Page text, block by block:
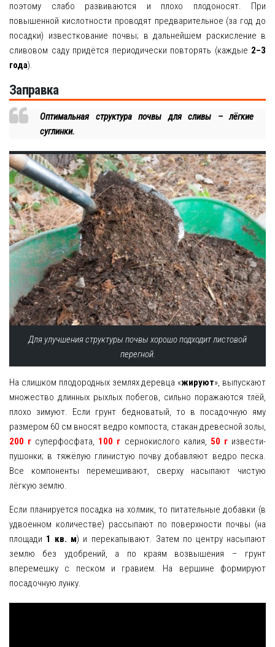
поэтому слабо развиваются и плохо плодоносят. При
повышенной кислотности проводят предварительное (за год до
посадки) известкование почвы; в дальнейшем раскисление в
сливовом саду придётся периодически повторять (каждые 2–3
года).
Заправка
Оптимальная структура почвы для сливы – лёгкие
суглинки.
Для улучшения структуры почвы хорошо подходит листовой
перегной.
На слишком плодородных землях деревца «жируют», выпускают
множество длинных рыхлых побегов, сильно поражаются тлёй,
плохо зимуют. Если грунт бедноватый, то в посадочную яму
размером 60 см вносят ведро компоста, стакан древесной золы,
200 г суперфосфата, 100 г сернокислого калия, 50 гизвести-
пушонки; в тяжёлую глинистую почву добавляют ведро песка.
Все компоненты перемешивают, сверху насыпают чистую
лёгкую землю.
Если планируется посадка на холмик, то питательные добавки (в
удвоенном количестве) рассыпают по поверхности почвы (на
площади 1 кв. м) и перекапывают. Затем по центру насыпают
землю без удобрений, а по краям возвышения – грунт
вперемешку с песком и гравием. На вершине формируют
посадочную лунку.